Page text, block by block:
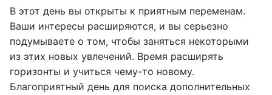
В этот день вы открыты к приятным переменам.
Ваши интересы расширяются, и вы серьезно
подумываете о том, чтобы заняться некоторыми
из этих новых увлечений. Время расширять
горизонты и учиться чему-то новому.
Благоприятный день для поиска дополнительных